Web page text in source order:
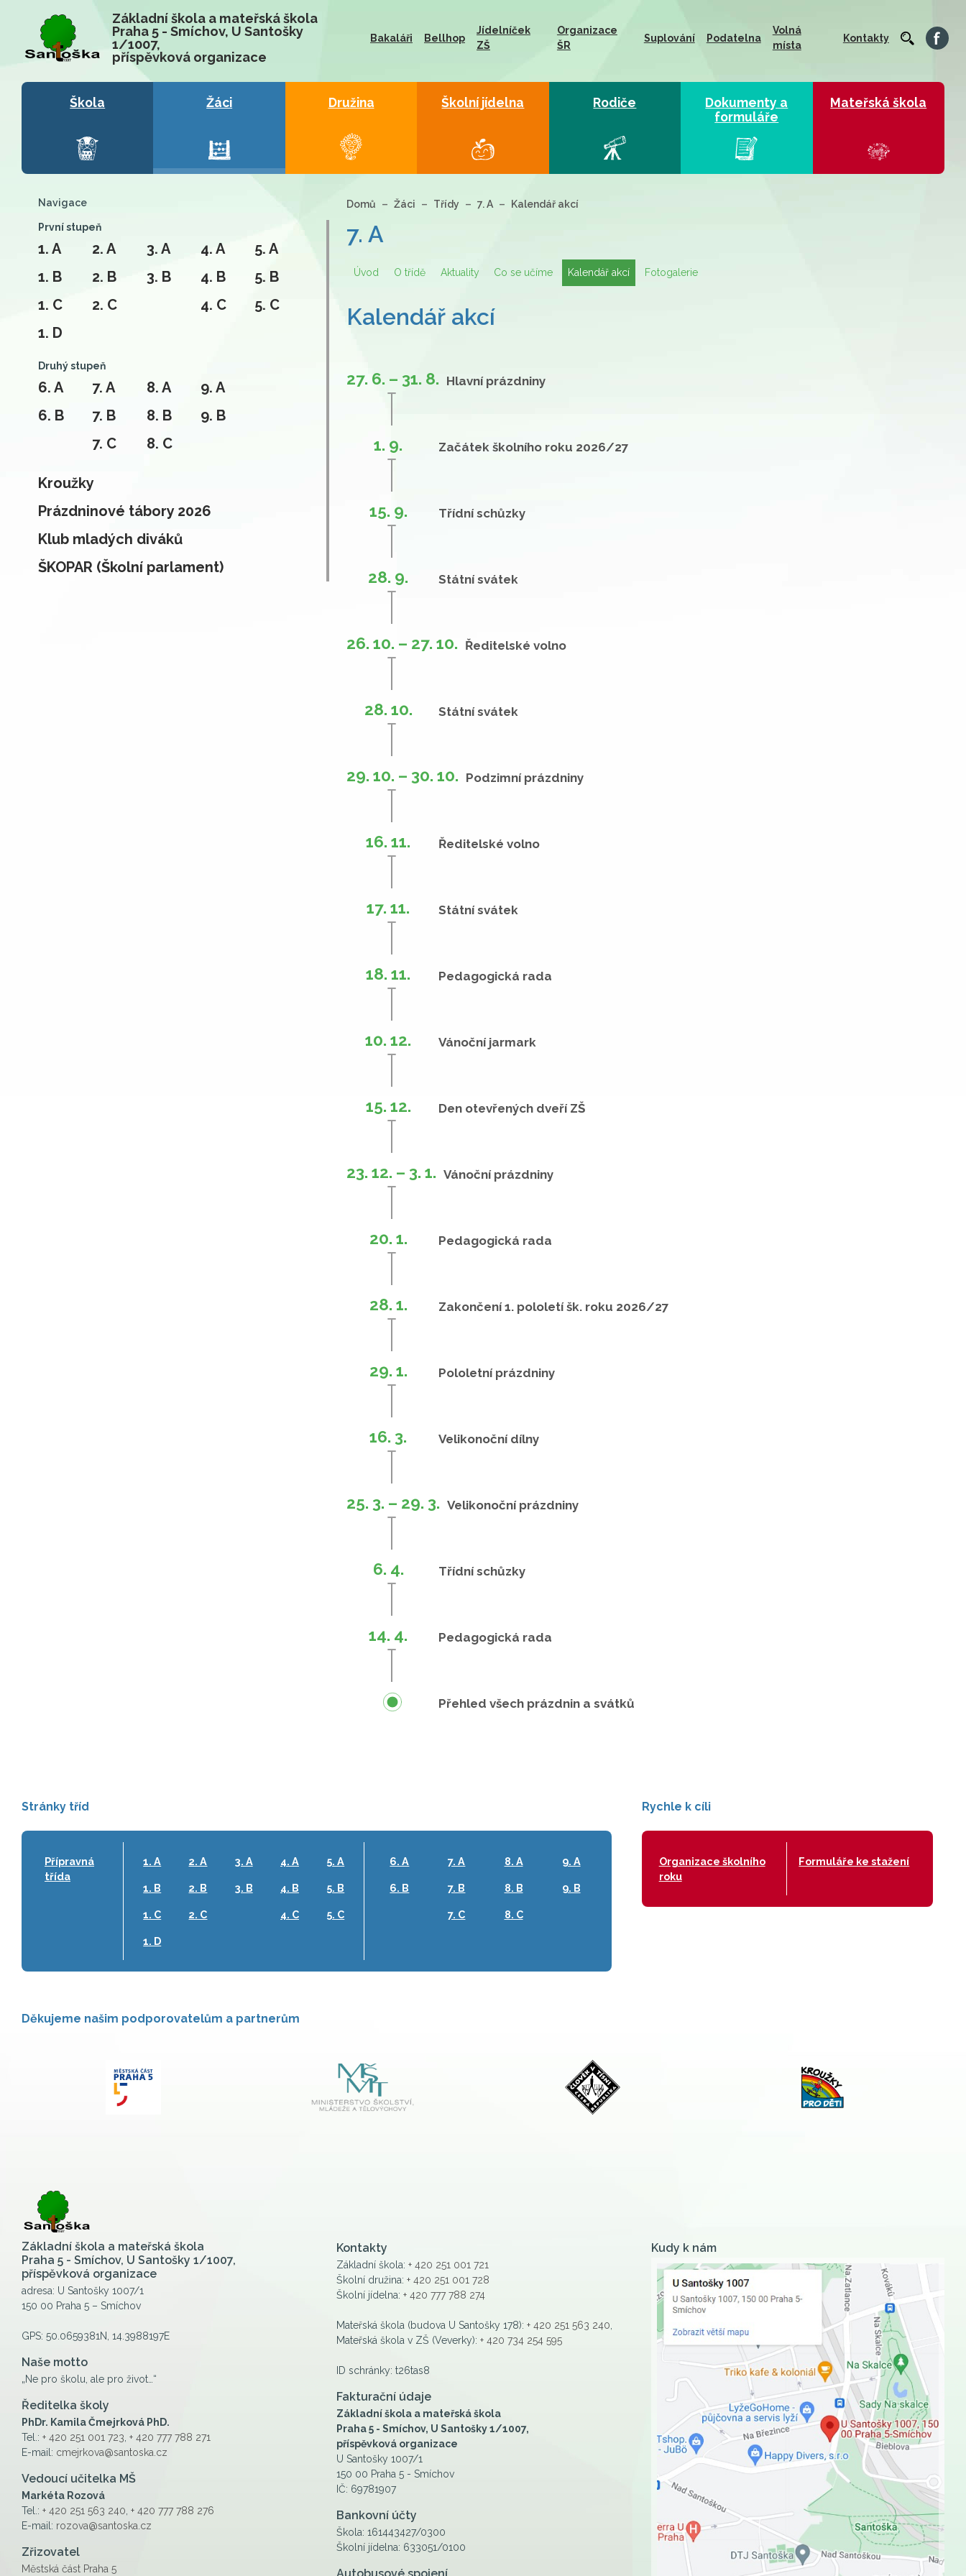
Základní škola a mateřská škola
Praha 5 - Smíchov, U Santošky
1/1007,
příspěvková organizace
Bakaláři Bellhop
Jídelníček
ZŠ
Organizace
ŠR
Suplování Podatelna
Volná
místa
Kontakty
Škola Žáci Družina Školní jídelna Rodiče
Dokumenty a
formuláře
Mateřská škola
Navigace
První stupeň
1. A
1. B
1. C
1. D
2. A
2. B
2. C
3. A
3. B
4. A
4. B
4. C
5. A
5. B
5. C
Druhý stupeň
6. A
6. B
7. A
7. B
7. C
8. A
8. B
8. C
9. A
9. B
Kroužky
Prázdninové tábory 2026
Klub mladých diváků
ŠKOPAR (Školní parlament)
Domů Žáci Třídy 7. A Kalendář akcí
7. A
Úvod O třídě Aktuality Co se učíme Kalendář akcí Fotogalerie
Kalendář akcí
27. 6. – 31. 8. Hlavní prázdniny
1. 9. Začátek školního roku 2026/27
15. 9. Třídní schůzky
28. 9. Státní svátek
26. 10. – 27. 10. Ředitelské volno
28. 10. Státní svátek
29. 10. – 30. 10. Podzimní prázdniny
16. 11. Ředitelské volno
17. 11. Státní svátek
18. 11. Pedagogická rada
10. 12. Vánoční jarmark
15. 12. Den otevřených dveří ZŠ
23. 12. – 3. 1. Vánoční prázdniny
20. 1. Pedagogická rada
28. 1. Zakončení 1. pololetí šk. roku 2026/27
29. 1. Pololetní prázdniny
16. 3. Velikonoční dílny
25. 3. – 29. 3. Velikonoční prázdniny
6. 4. Třídní schůzky
14. 4. Pedagogická rada
Přehled všech prázdnin a svátků
Stránky tříd
Přípravná
třída
1. A
1. B
1. C
1. D
2. A
2. B
2. C
3. A
3. B
4. A
4. B
4. C
5. A
5. B
5. C
6. A
6. B
7. A
7. B
7. C
8. A
8. B
8. C
9. A
9. B
Rychle k cíli
Organizace školního
roku
Formuláře ke stažení
Děkujeme našim podporovatelům a partnerům
Základní škola a mateřská škola
Praha 5 - Smíchov, U Santošky 1/1007,
příspěvková organizace
adresa: U Santošky 1007/1
150 00 Praha 5 – Smíchov
GPS: 50.0659381N, 14.3988197E
Naše motto
„Ne pro školu, ale pro život…“
Ředitelka školy
PhDr. Kamila Čmejrková PhD.
Tel.: + 420 251 001 723 + 420 777 788 271
E-mail: cmejrkova@santoska.cz
Vedoucí učitelka MŠ
Markéta Rozová
Tel.: + 420 251 563 240 + 420 777 788 276
E-mail: rozova@santoska.cz
Zřizovatel
Městská část Praha 5
Kontakty
Základní škola: + 420 251 001 721
Školní družina: + 420 251 001 728
Školní jídelna: + 420 777 788 274
Mateřská škola (budova U Santošky 178): + 420 251 563 240,
Mateřská škola v ZŠ (Veverky): + 420 734 254 595
ID schránky: t26tas8
Fakturační údaje
Základní škola a mateřská škola
Praha 5 - Smíchov, U Santošky 1/1007,
příspěvková organizace
U Santošky 1007/1
150 00 Praha 5 - Smíchov
IČ: 69781907
Bankovní účty
Škola: 161443427/0300
Školní jídelna: 633051/0100
Kudy k nám